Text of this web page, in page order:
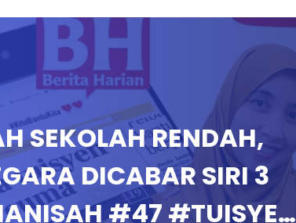
SEKOLAH RENDAH,
DICABAR SIRI 3
#47 #TUISYE…